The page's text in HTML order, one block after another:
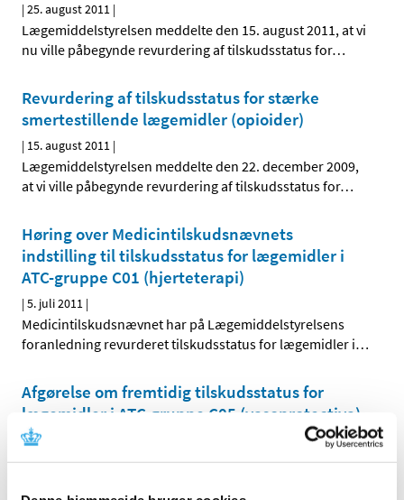
|25. august 2011 |
Lægemiddelstyrelsen meddelte den 15. august 2011, at vi
nu ville påbegynde revurdering af tilskudsstatus for…
Revurdering af tilskudsstatus for stærke
smertestillende lægemidler (opioider)
| 15. august 2011 |
Lægemiddelstyrelsen meddelte den 22. december 2009,
at vi ville påbegynde revurdering af tilskudsstatus for…
Høring over Medicintilskudsnævnets
indstilling til tilskudsstatus for lægemidler i
ATC-gruppe C01 (hjerteterapi)
|5. juli 2011 |
Medicintilskudsnævnet har på Lægemiddelstyrelsens
foranledning revurderet tilskudsstatus for lægemidler i…
Afgørelse om fremtidig tilskudsstatus for
lægemidler i ATC-gruppe C05 (vasoprotectiva)
|28. juni 2011
Lægemiddelstyrelsen har den 27. juni 2011 truffet